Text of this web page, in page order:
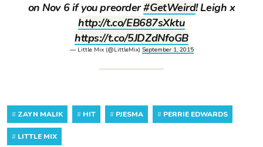
on Nov 6 if you preorder#GetWeird! Leigh x
http://t.co/EB687sXktu
https://t.co/5JDZdNfoGB
— Little Mix (@LittleMix) September 1, 2015
# ZAYN MALIK # HIT # PJESMA # PERRIE EDWARDS
# LITTLE MIX